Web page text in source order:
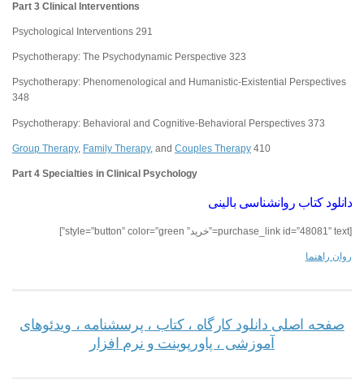
Part 3 Clinical Interventions
Psychological Interventions 291
Psychotherapy: The Psychodynamic Perspective 323
Psychotherapy: Phenomenological and Humanistic-Existential Perspectives
348
Psychotherapy: Behavioral and Cognitive-Behavioral Perspectives 373
Group Therapy, Family Therapy, and Couples Therapy 410
Part 4 Specialties in Clinical Psychology
دانلود کتاب روانشناسی بالینی
[purchase_link id=”48081″ text=”خرید” style=”button” color=”green”]
روان راهنما
صفحه اصلی دانلود کارگاه ، کتاب ، پرسشنامه ، ویدئوهای
آموزشی ، پاورپوینت و نرم افزار